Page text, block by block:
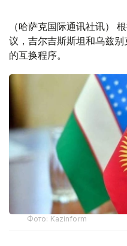
（哈萨克国际通讯社讯）
议，吉尔吉斯斯坦和乌兹
的互换程序。
Фото: Kazinform